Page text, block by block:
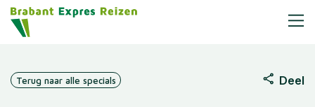
Terug naar alle specials Deel